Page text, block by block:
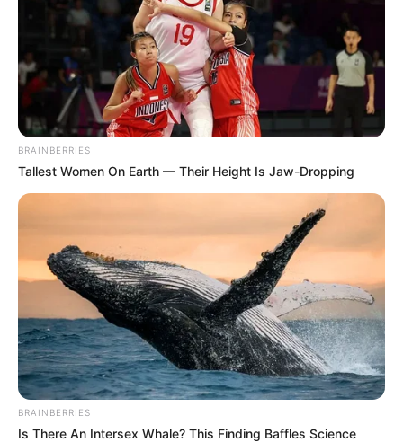
BRAINBERRIES
Tallest Women On Earth — Their Height Is Jaw-Dropping
BRAINBERRIES
Is There An Intersex Whale? This Finding Baffles Science